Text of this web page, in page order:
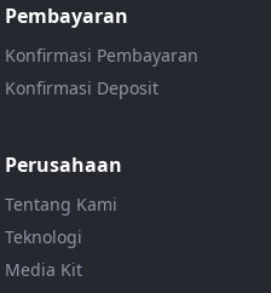
Pembayaran
Konfirmasi Pembayaran
Konfirmasi Deposit
Perusahaan
Tentang Kami
Teknologi
Media Kit